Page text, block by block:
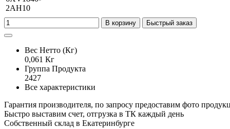
В корзину Быстрый заказ
Вес Нетто (Кг)
0,061 Кг
Группа Продукта
2427
Все характеристики
Гарантия производителя, по запросу предоставим фото
Быстро выставим счет, отгрузка в ТК каждый день
Собственный склад в Екатеринбурге